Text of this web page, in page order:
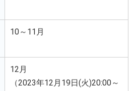
10～11月
12月
（2023年12月19日(火)20:00～